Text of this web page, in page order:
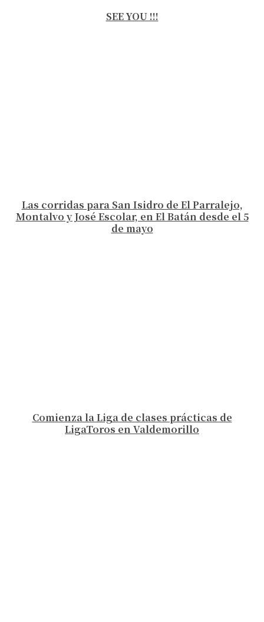
SEE YOU !!!
Las corridas para San Isidro de El Parralejo,
Montalvo y José Escolar, en El Batán desde el 5
de mayo
Comienza la Liga de clases prácticas de
LigaToros en Valdemorillo